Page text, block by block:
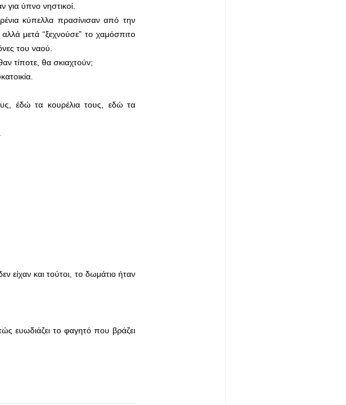
ύπνο νηστικοί.
κύπελλα πρασίνισαν από την
μετά “ξεχνούσε” το χαμόσπιτο
του ναού.
τίποτε, θα σκιαχτούν;
έδώ τα κουρέλια τους, εδώ τα
είχαν και τούτοι, το δωμάτιο ήταν
ευωδιάζει το φαγητό που βράζει